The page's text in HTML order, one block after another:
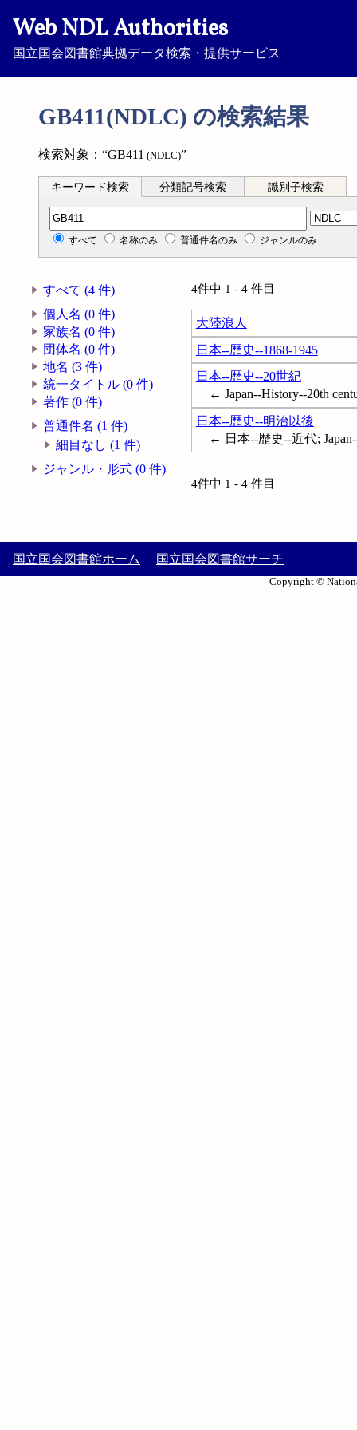
Web NDL Authorities
国立国会図書館典拠データ検索・提供サービス
GB411(NDLC) の検索結果
検索対象：“GB411 (NDLC)”
キーワード検索 分類記号検索 識別子検索
分類記号検索
すべて 名称のみ 普通件名のみ ジャンルのみ
すべて (4 件)
個人名 (0 件)
家族名 (0 件)
団体名 (0 件)
地名 (3 件)
統一タイトル (0 件)
著作 (0 件)
普通件名 (1 件)
細目なし (1 件)
ジャンル・形式 (0 件)
4件中 1 - 4 件目
大陸浪人
日本--歴史--1868-1945
日本--歴史--20世紀
← Japan--History--20th
日本--歴史--明治以後
← 日本--歴史--近代;
4件中 1 - 4 件目
国立国会図書館ホーム 国立国会図書館サーチ
Copyright ©